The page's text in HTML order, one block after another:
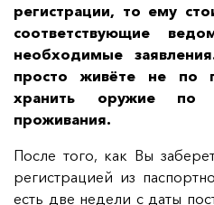
регистрации, то ему
соответствующие
необходимые
просто живёте не по
хранить оружие по
проживания.
После того, как Вы
регистрацией из
есть две недели с даты